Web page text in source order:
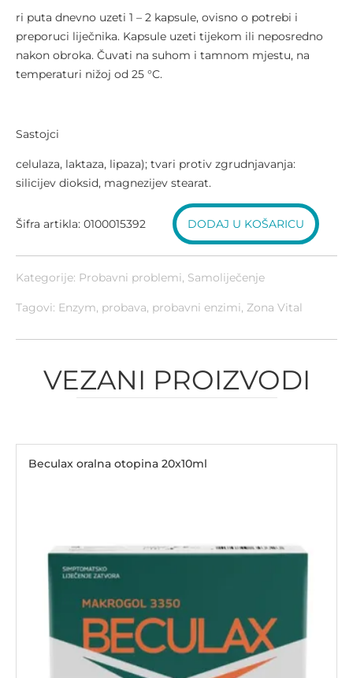
ri puta dnevno uzeti 1 – 2 kapsule, ovisno o potrebi i
preporuci liječnika. Kapsule uzeti tijekom ili neposredno
nakon obroka. Čuvati na suhom i tamnom mjestu, na
temperaturi nižoj od 25 °C.
Sastojci
celulaza, laktaza, lipaza); tvari protiv zgrudnjavanja:
silicijev dioksid, magnezijev stearat.
Šifra artikla: 0100015392 DODAJ U KOŠARICU
Kategorije: Probavni problemi, Samoliječenje
Tagovi: Enzym, probava, probavni enzimi, Zona Vital
VEZANI PROIZVODI
Beculax oralna otopina 20x10ml